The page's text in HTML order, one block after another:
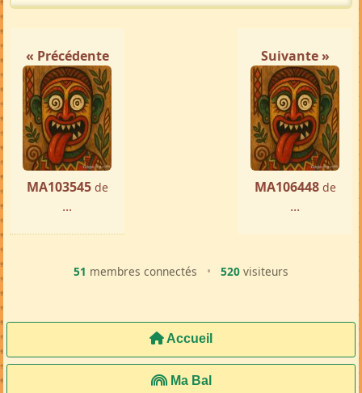
« Précédente
MA103545 de
...
Suivante »
MA106448 de
...
51 membres connectés • 520 visiteurs
Accueil
Ma Bal